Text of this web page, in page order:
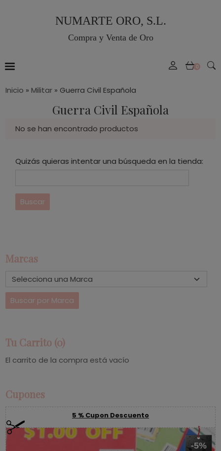
NUMARTE ORO, S.L.
Compra y Venta de Oro
0
Marcas
Tu Carrito (0)
El carrito de la compra está vacío
Cupones
5 % Cupon Descuento
-5%
Inicio » Militar » Guerra Civil Española
Guerra Civil Española
No se han encontrado productos
Quizás quieras intentar una búsqueda en la tienda: